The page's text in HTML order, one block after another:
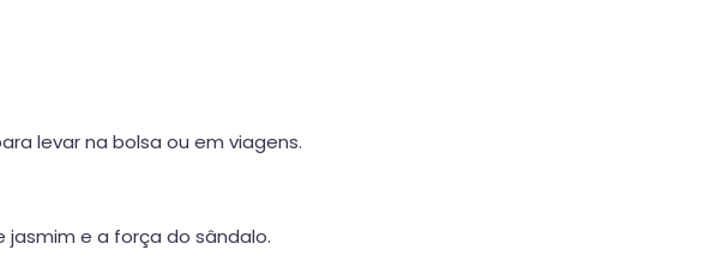
levar na bolsa ou em viagens.
e a força do sândalo.